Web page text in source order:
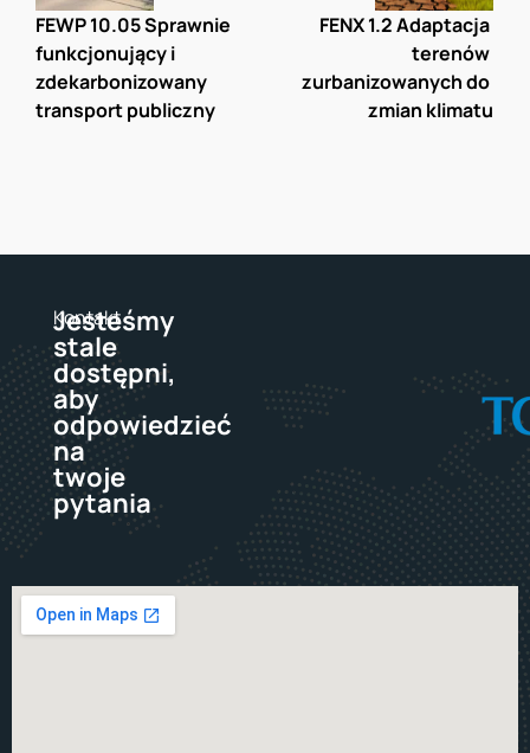
FEWP 10.05 Sprawnie
funkcjonujący i
zdekarbonizowany
transport publiczny
FENX 1.2 Adaptacja
terenów
zurbanizowanych do
zmian klimatu
Kontakt
Jesteśmy
stale
dostępni,
aby
odpowiedzieć
na
twoje
pytania